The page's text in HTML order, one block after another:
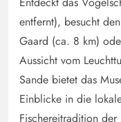
entfernt), besucht
Gaard (ca. 8 km)
Aussicht vom
Sande bietet das
Einblicke in die
Fischereitradition